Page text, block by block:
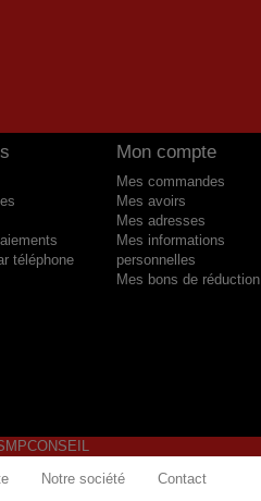
téléphone
Mon compte
Mes commandes
Mes avoirs
Mes adresses
Mes informations
personnelles
Mes bons de réduction
Notre société Contact